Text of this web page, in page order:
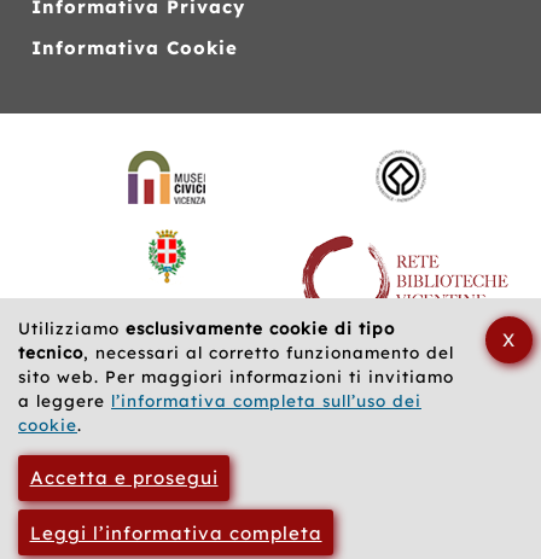
Utilizziamo esclusivamente cookie di tipo
tecnico, necessari al corretto funzionamento del
sito web. Per maggiori informazioni ti invitiamo
a leggere l’informativa completa sull’uso dei
cookie.
Accetta e prosegui
Leggi l’informativa completa
X
Informativa Privacy
Informativa Cookie